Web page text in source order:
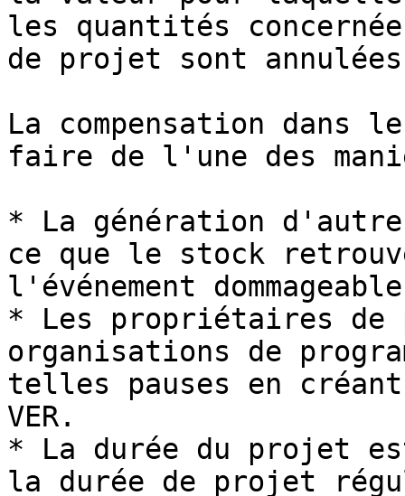
les quantités
de projet sont
La compensation
faire de l'une des
* La génération
ce que le stock
l'événement
* Les propriétaires
organisations de
telles pauses en créant
VER.
* La durée du projet
la durée de projet